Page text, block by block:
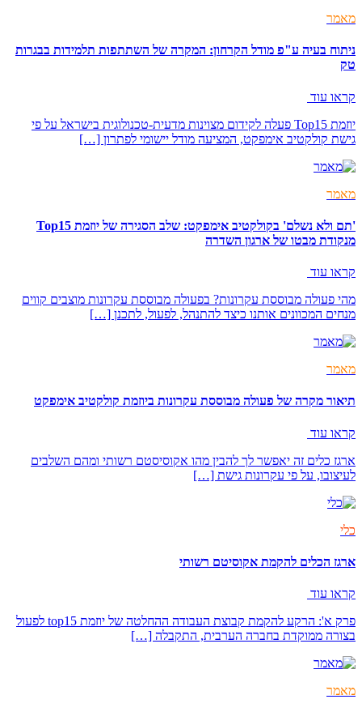
מאמר
ניתוח בעיה ע"פ מודל הקרחון: המקרה של השתתפות תלמידות בבגרות
טק
קראו עוד
יוזמת Top15 פעלה לקידום מצוינות מדעית-טכנולוגית בישראל על פי
גישת קולקטיב אימפקט, המציעה מודל יישומי לפתרון […]
מאמר
'תם ולא נשלם' בקולקטיב אימפקט: שלב הסגירה של יוזמת Top15
מנקודת מבטו של ארגון השדרה
קראו עוד
מהי פעולה מבוססת עקרונות? בפעולה מבוססת עקרונות מוצבים קווים
מנחים המכוונים אותנו כיצד להתנהל, לפעול, לתכנן […]
מאמר
תיאור מקרה של פעולה מבוססת עקרונות ביוזמת קולקטיב אימפקט
קראו עוד
ארגז כלים זה יאפשר לך להבין מהו אקוסיסטם רשותי ומהם השלבים
לעיצובו, על פי עקרונות גישת […]
כלי
ארגז הכלים להקמת אקוסיטם רשותי
קראו עוד
פרק א': הרקע להקמת קבוצת העבודה ההחלטה של יוזמת top15 לפעול
בצורה ממוקדת בחברה הערבית, התקבלה […]
מאמר